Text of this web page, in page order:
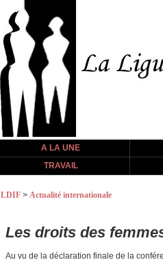
A LA UNE
TRAVAIL
LDIF > Actualité internationale
Les droits des
Au vu de la déclaration finale de la